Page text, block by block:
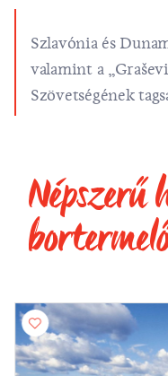
Szlavónia és
valamint a
Szövetségének
Népszerű